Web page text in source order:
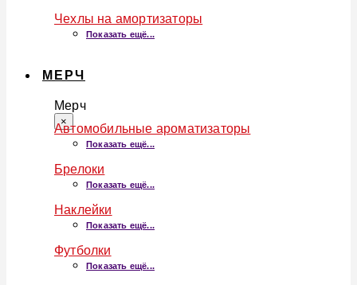
Чехлы на амортизаторы
Показать ещё...
МЕРЧ
Мерч
×
Автомобильные ароматизаторы
Показать ещё...
Брелоки
Показать ещё...
Наклейки
Показать ещё...
Футболки
Показать ещё...